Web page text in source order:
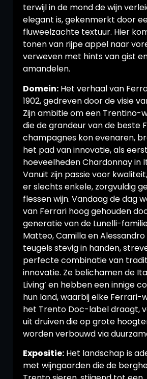
terwijl in de mond de wijn
elegant is, gekenmerkt door
fluweelzachte textuur. Hier
tonen van rijpe appel naar
verweven met hints van gist
amandelen.
Domein: Het verhaal van
1902, gedreven door de visie
Zijn ambitie om een Trentino-
die de grandeur van de beste
champagnes kon evenaren,
het pad van innovatie, als
hoeveelheden Chardonnay in
Vanuit zijn passie voor
er slechts enkele, zorgvuldig
flessen wijn. Vandaag de dag
van Ferrari hoog gehouden
generatie van de Lunelli-
Matteo, Camilla en
teugels stevig in handen,
perfecte combinatie van
innovatie. Ze belichamen de
Living’ en hebben een innige
hun land, waarbij elke Ferrari-
het Trento Doc-label draagt,
uit druiven die op grote
worden verbouwd via
Expositie: Het landschap is
met wijngaarden die de